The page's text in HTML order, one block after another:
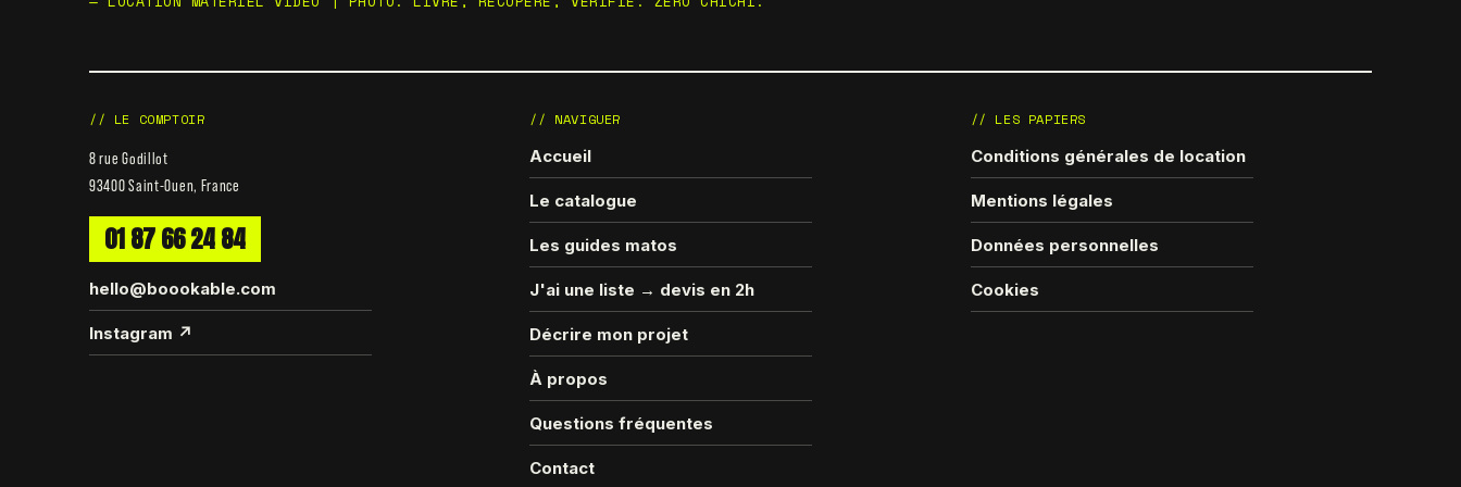
// LE COMPTOIR
8 rue Godillot
93400 Saint-Ouen, France
01 87 66 24 84
hello@boookable.com
Instagram ↗
// NAVIGUER
Accueil
Le catalogue
Les guides matos
J'ai une liste → devis en 2h
Décrire mon projet
À propos
Questions fréquentes
Contact
// LES PAPIERS
Conditions générales de location
Mentions légales
Données personnelles
Cookies